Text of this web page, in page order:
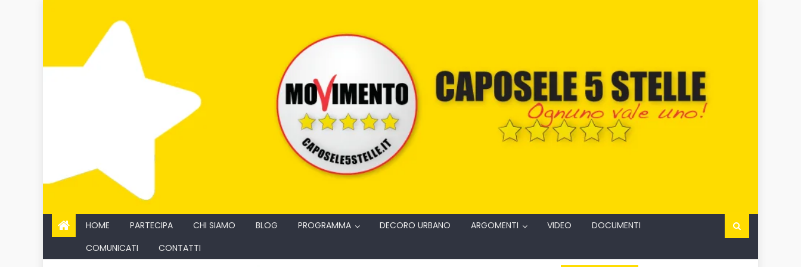
HOME PARTECIPA CHI SIAMO BLOG PROGRAMMA DECORO URBANO ARGOMENTI VIDEO
DOCUMENTI
COMUNICATI
CONTATTI